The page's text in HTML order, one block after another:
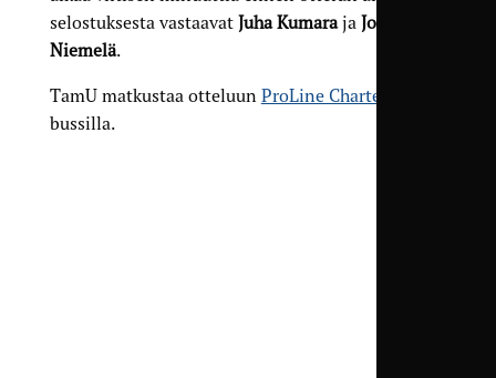
selostuksesta vastaavat Juha Kumaraja Joonas
Niemelä.
TamU matkustaa otteluun ProLine Charterin
bussilla.